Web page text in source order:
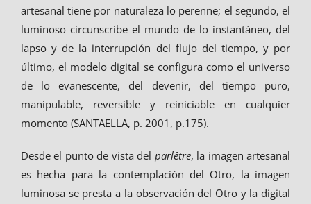
artesanal tiene por naturaleza lo perenne; el segundo, el
luminoso circunscribe el mundo de lo instantáneo, del
lapso y de la interrupción del flujo del tiempo, y por
último, el modelo digital se configura como el universo
de lo evanescente, del devenir, del tiempo puro,
manipulable, reversible y reiniciable en cualquier
momento (SANTAELLA, p. 2001, p.175).
Desde el punto de vista del parlêtre, la imagen artesanal
es hecha para la contemplación del Otro, la imagen
luminosa se presta a la observación del Otro y la digital